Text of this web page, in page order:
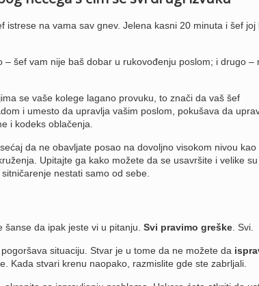
istrese na vama sav gnev. Jelena kasni 20 minuta i šef joj
– šef vam nije baš dobar u rukovođenju poslom; i drugo –
se vaše kolege lagano provuku, to znači da vaš šef
i umesto da upravlja vašim poslom, pokušava da
i kodeks oblačenja.
da ne obavljate posao na dovoljno visokom nivou kao
Upitajte ga kako možete da se usavršite i velike su
nestati samo od sebe.
da ipak jeste vi u pitanju. Svi pravimo greške. Svi.
situaciju. Stvar je u tome da ne možete da
Kada stvari krenu naopako, razmislite gde ste zabrljali.